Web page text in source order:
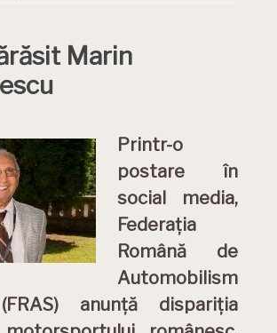
Marin
Printr-o
postare în
social media,
Federația
Română de
Automobilism
anunță dispariția